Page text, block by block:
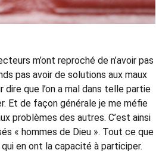
m’ont reproché de n’avoir pas
pas avoir de solutions aux maux
que l’on a mal dans telle partie
Et de façon générale je me méfie
problèmes des autres. C’est ainsi
« hommes de Dieu ». Tout ce que
en ont la capacité à participer.